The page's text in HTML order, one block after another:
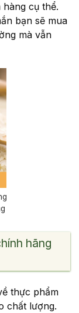
cụ thể.
bạn sẽ mua
mà vẫn
hãng
thực phẩm
chất lượng.